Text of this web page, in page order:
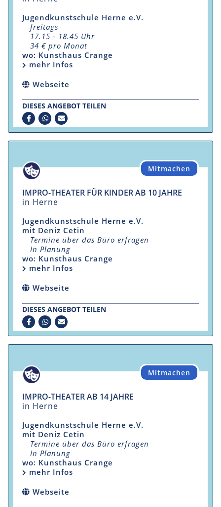
Jugendkunstschule Herne e.V.
freitags
17.15 - 18.45 Uhr
34 € pro Monat
wo: Kunsthaus Crange
mehr Infos
Webseite
DIESES ANGEBOT TEILEN
Mitmachen
IMPRO-THEATER FÜR KINDER AB 10 JAHRE
in Herne
Jugendkunstschule Herne e.V.
mit Deniz Cetin
Termine über das Büro erfragen
In Planung
wo: Kunsthaus Crange
mehr Infos
Webseite
DIESES ANGEBOT TEILEN
Mitmachen
IMPRO-THEATER AB 14 JAHRE
in Herne
Jugendkunstschule Herne e.V.
mit Deniz Cetin
Termine über das Büro erfragen
In Planung
wo: Kunsthaus Crange
mehr Infos
Webseite